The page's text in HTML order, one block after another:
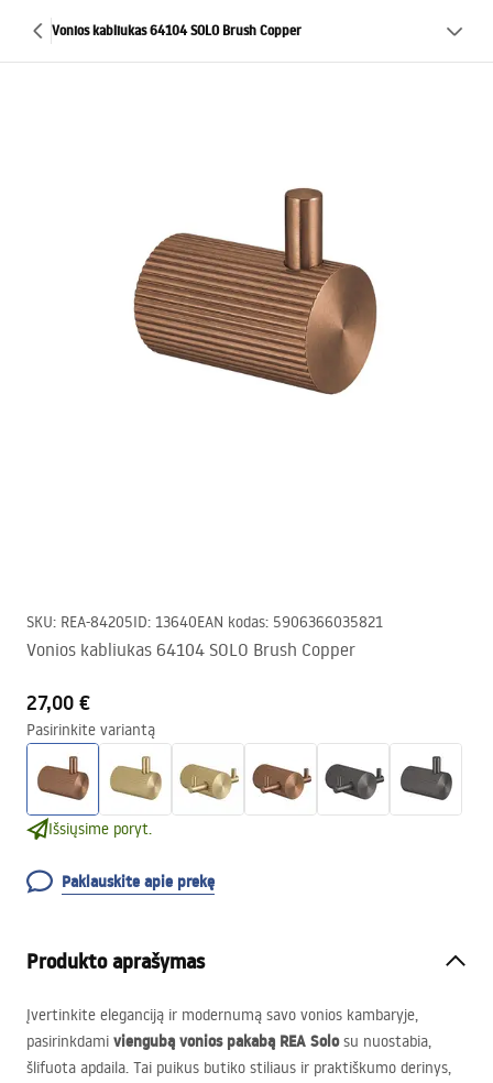
Vonios kabliukas 64104 SOLO Brush Copper
SKU: REA-84205ID: 13640EAN kodas: 5906366035821
Vonios kabliukas 64104 SOLO Brush Copper
27,00 €
Pasirinkite variantą
Išsiųsime poryt.
Paklauskite apie prekę
Produkto aprašymas
Įvertinkite eleganciją ir modernumą savo vonios kambaryje,
pasirinkdami viengubą vonios pakabą REA Solosu nuostabia,
šlifuota apdaila. Tai puikus butiko stiliaus ir praktiškumo derinys,